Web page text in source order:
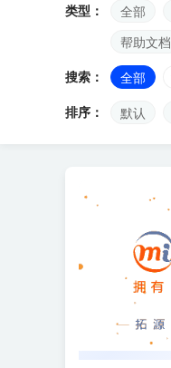
类型：
全部
帮助文档
搜索：
全部
排序：
默认